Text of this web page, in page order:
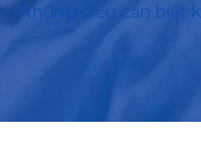
Những điều cần biết